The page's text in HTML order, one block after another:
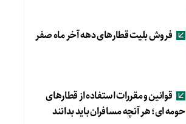
فروش بلیت قطارهای دهه آخر ماه صفر
قوانین و مقررات استفاده از قطارهای
حومه ای؛ هر آنچه مسافران باید بدانند